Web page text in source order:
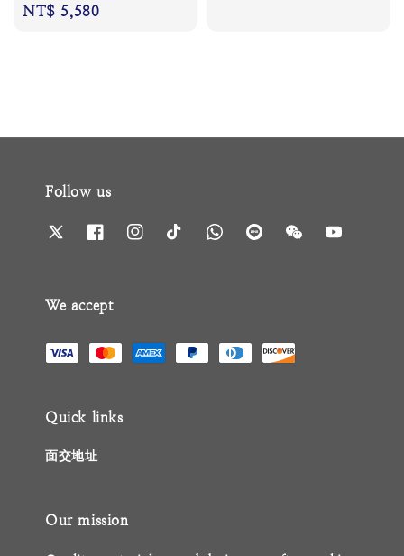
Regular
NT$ 5,580
Follow us
We accept
Quick links
面交地址
Our mission